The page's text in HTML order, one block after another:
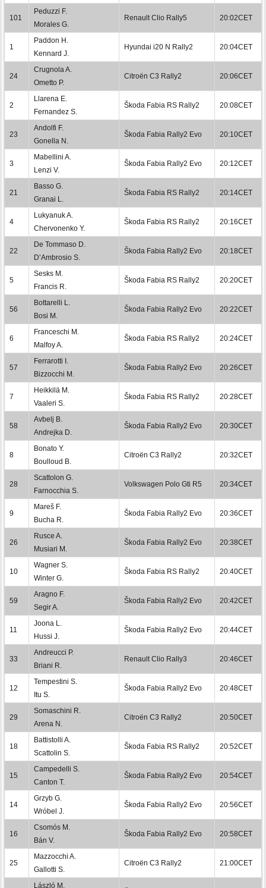
101
Peduzzi F.
Morales G.
Renault Clio Rally5 20:02CET
1
Paddon H.
Kennard J.
Hyundai i20 N Rally2 20:04CET
24
Crugnola A.
Ometto P.
Citroën C3 Rally2 20:06CET
2
Llarena E.
Fernandez S.
Škoda Fabia RS Rally2 20:08CET
23
Andolfi F.
Gonella N.
Škoda Fabia Rally2 Evo 20:10CET
3
Mabellini A.
Lenzi V.
Škoda Fabia Rally2 Evo 20:12CET
21
Basso G.
Granai L.
Škoda Fabia RS Rally2 20:14CET
4
Lukyanuk A.
Chervonenko Y.
Škoda Fabia RS Rally2 20:16CET
22
De Tommaso D.
D’Ambrosio S.
Škoda Fabia Rally2 Evo 20:18CET
5
Sesks M.
Francis R.
Škoda Fabia RS Rally2 20:20CET
56
Bottarelli L.
Bosi M.
Škoda Fabia Rally2 Evo 20:22CET
6
Franceschi M.
Malfoy A.
Škoda Fabia RS Rally2 20:24CET
57
Ferrarotti I.
Bizzocchi M.
Škoda Fabia Rally2 Evo 20:26CET
7
Heikkilä M.
Vaaleri S.
Škoda Fabia RS Rally2 20:28CET
58
Avbelj B.
Andrejka D.
Škoda Fabia Rally2 Evo 20:30CET
8
Bonato Y.
Boulloud B.
Citroën C3 Rally2 20:32CET
28
Scattolon G.
Farnocchia S.
Volkswagen Polo Gti R5 20:34CET
9
Mareš F.
Bucha R.
Škoda Fabia Rally2 Evo 20:36CET
26
Rusce A.
Musiari M.
Škoda Fabia Rally2 Evo 20:38CET
10
Wagner S.
Winter G.
Škoda Fabia RS Rally2 20:40CET
59
Aragno F.
Segir A.
Škoda Fabia Rally2 Evo 20:42CET
11
Joona L.
Hussi J.
Škoda Fabia Rally2 Evo 20:44CET
33
Andreucci P.
Briani R.
Renault Clio Rally3 20:46CET
12
Tempestini S.
Itu S.
Škoda Fabia Rally2 Evo 20:48CET
29
Somaschini R.
Arena N.
Citroën C3 Rally2 20:50CET
18
Battistolli A.
Scattolin S.
Škoda Fabia RS Rally2 20:52CET
15
Campedelli S.
Canton T.
Škoda Fabia Rally2 Evo 20:54CET
14
Grzyb G.
Wróbel J.
Škoda Fabia Rally2 Evo 20:56CET
16
Csomós M.
Bán V.
Škoda Fabia Rally2 Evo 20:58CET
25
Mazzocchi A.
Gallotti S.
Citroën C3 Rally2 21:00CET
László M.